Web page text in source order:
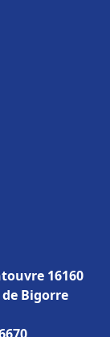
16160
Bigorre